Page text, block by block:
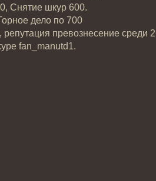
Снятие шкур 600.
дело по 700
превознесение среди
fan_manutd1.